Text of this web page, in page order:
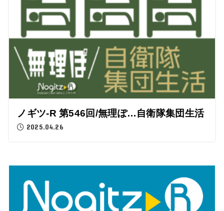
ノギツ-R 第546回/無理ぽ…自衛隊集団生活
2025.04.26